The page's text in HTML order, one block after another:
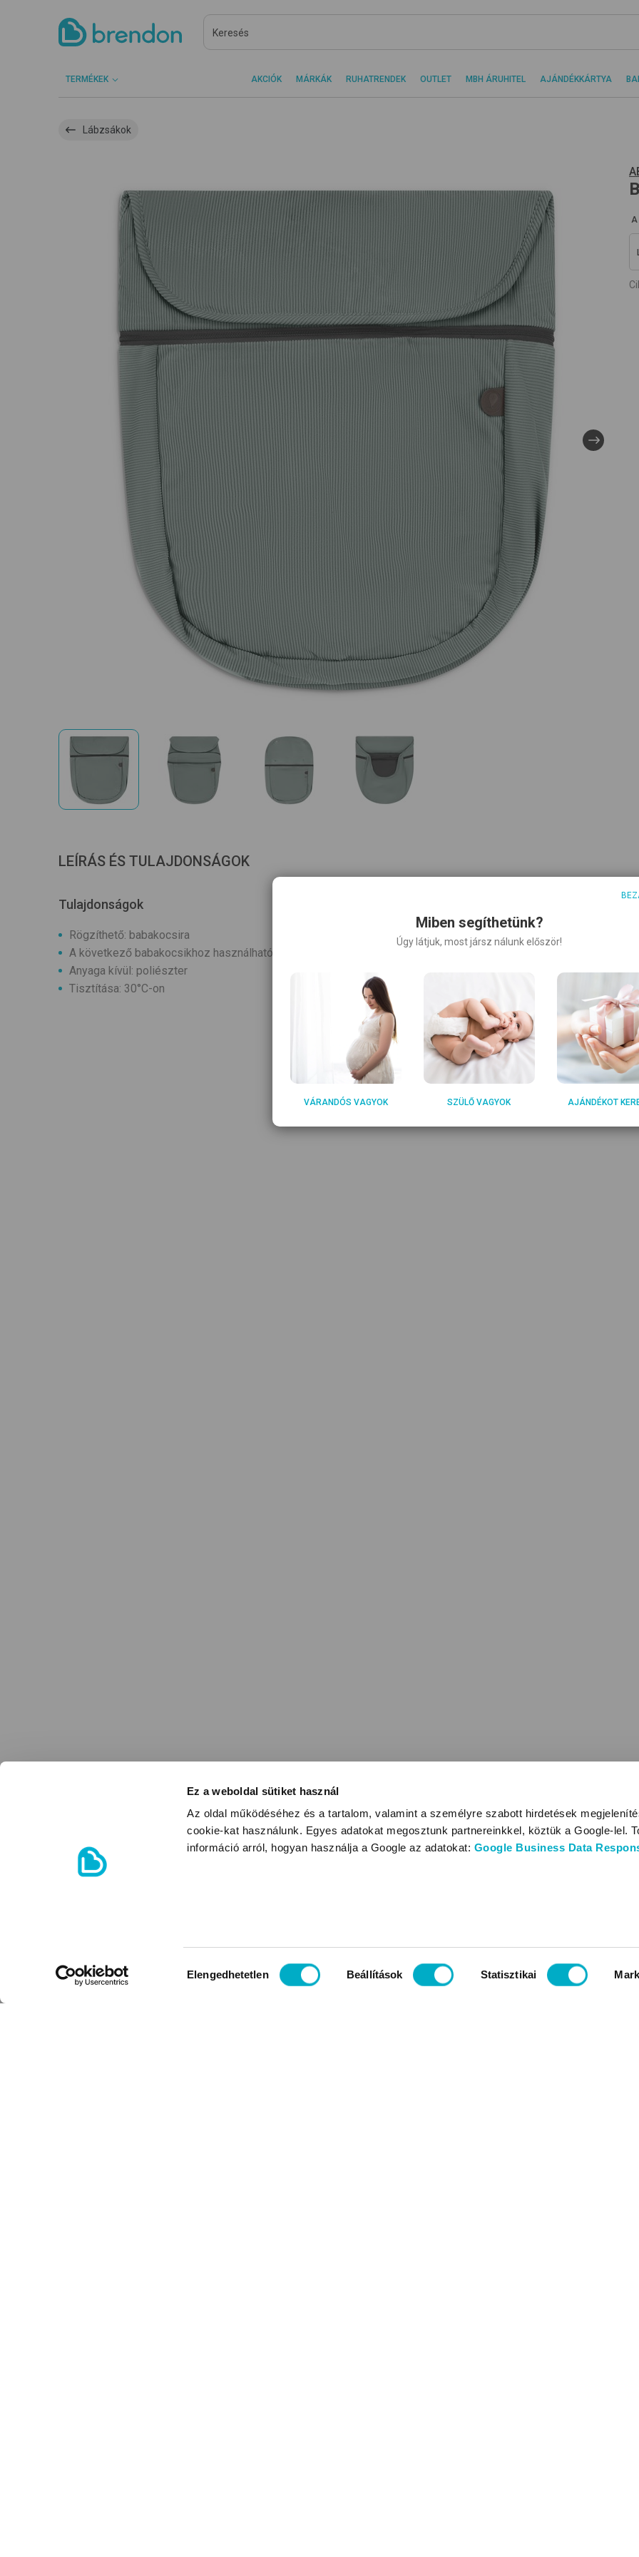
Ez a weboldal sütiket használ
Az oldal működéséhez és a tartalom, valamint a személyre szabott hirdetések
cookie-kat használunk. Egyes adatokat megosztunk partnereinkkel, köztük a Google-lel.
információ arról, hogyan használja a Google az adatokat: Google Business Data
kiválasztása
Elengedhetetlen Beállítások Statisztikai
TERMÉKEK AKCIÓK MÁRKÁK RUHATRENDEK OUTLET MBH ÁRUHITEL AJÁNDÉKKÁRTYA
Lábzsákok
A
LEÍRÁS ÉS TULAJDONSÁGOK
Tulajdonságok
Rögzíthető: babakocsira
A következő babakocsikhoz használható: univerzális
Anyaga kívül: poliészter
Tisztítása: 30°C-on
Miben segíthetünk?
Úgy látjuk, most jársz nálunk először!
VÁRANDÓS VAGYOK SZÜLŐ VAGYOK AJÁNDÉKOT